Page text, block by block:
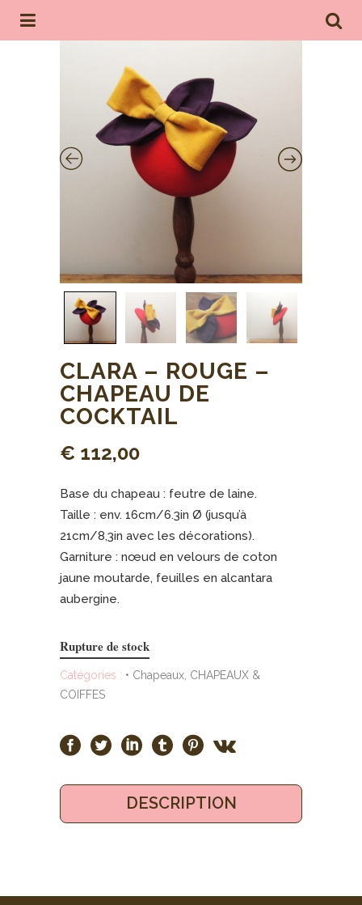
CLARA – ROUGE –
CHAPEAU DE
COCKTAIL
€ 112,00
Base du chapeau : feutre de laine.
Taille : env. 16cm/6.3in Ø (jusqu’à
21cm/8,3in avec les décorations).
Garniture : nœud en velours de coton
jaune moutarde, feuilles en alcantara
aubergine.
Rupture de stock
Catégories : • Chapeaux CHAPEAUX &
COIFFES
DESCRIPTION